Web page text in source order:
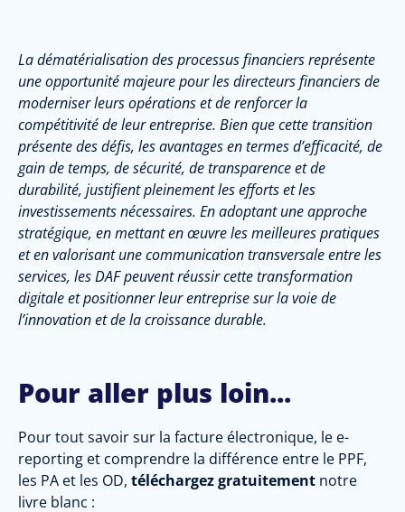
La dématérialisation des processus financiers représente
une opportunité majeure pour les directeurs financiers de
moderniser leurs opérations et de renforcer la
compétitivité de leur entreprise. Bien que cette transition
présente des défis, les avantages en termes d’efficacité, de
gain de temps, de sécurité, de transparence et de
durabilité, justifient pleinement les efforts et les
investissements nécessaires. En adoptant une approche
stratégique, en mettant en œuvre les meilleures pratiques
et en valorisant une communication transversale entre les
services, les DAF peuvent réussir cette transformation
digitale et positionner leur entreprise sur la voie de
l’innovation et de la croissance durable.
Pour aller plus loin...
Pour tout savoir sur la facture électronique, le e-
reporting et comprendre la différence entre le PPF,
les PA et les OD, téléchargez gratuitement notre
livre blanc :